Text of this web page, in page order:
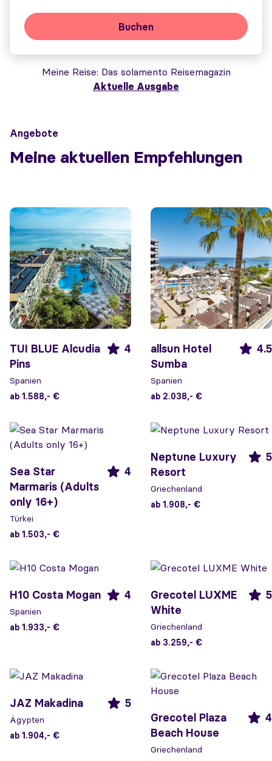
Buchen
Meine Reise Das solamento Reisemagazin
Aktuelle Ausgabe
Angebote
Meine aktuellen Empfehlungen
TUI BLUE Alcudia
Pins
4
Spanien
ab 1.588,- €
allsun Hotel
Sumba
4.5
Spanien
ab 2.038,- €
Sea Star
Marmaris (Adults
only 16+)
4
Türkei
ab 1.503,- €
Neptune Luxury
Resort
5
Griechenland
ab 1.908,- €
H10 Costa Mogan 4
Spanien
ab 1.933,- €
Grecotel LUXME
White
5
Griechenland
ab 3.259,- €
JAZ Makadina 5
Ägypten
ab 1.904,- €
Grecotel Plaza
Beach House
4
Griechenland